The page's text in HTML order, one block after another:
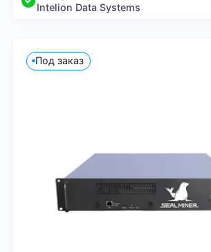
Intelion Data Systems
Под заказ